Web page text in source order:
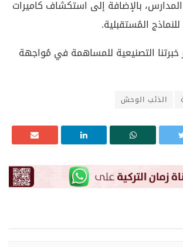
بالإضافة إلى استكشاف كاميرات
المُستقبلية.
خبرتنا التصنيعية للمساهمة في مُواجهة
الذئب الوحش